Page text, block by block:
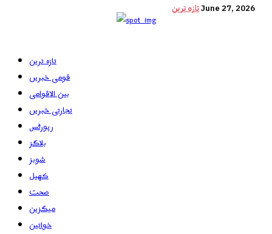
تازہ ترینJune 27, 2026
تازہ ترین
قومی خبریں
بین الاقوامی
تجارتی خبریں
رپورٹس
بلاگز
شوبز
کھیل
صحت
میگزین
خواتین